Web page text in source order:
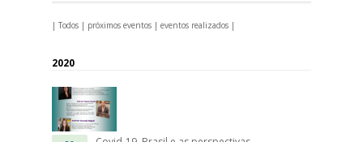
r
| Todos | próximos eventos | eventos realizados |
2020